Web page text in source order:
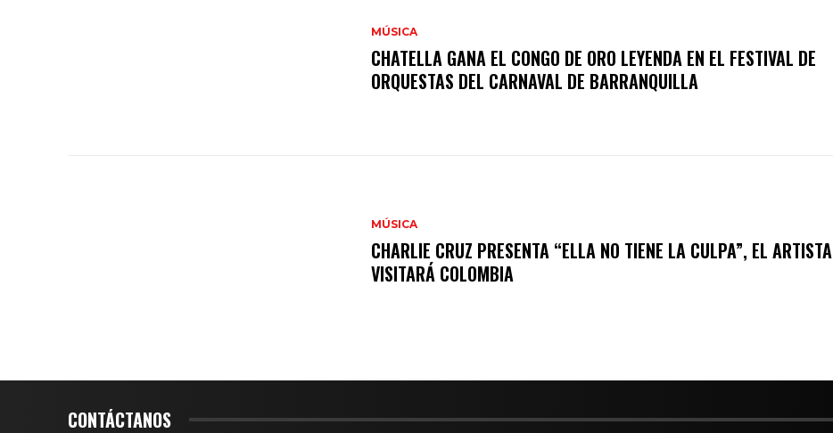
MÚSICA
CHATELLA GANA EL CONGO DE ORO LEYENDA EN EL FESTIVAL DE
ORQUESTAS DEL CARNAVAL DE BARRANQUILLA
MÚSICA
CHARLIE CRUZ PRESENTA “ELLA NO TIENE LA CULPA”, EL ARTISTA
VISITARÁ COLOMBIA
CONTÁCTANOS